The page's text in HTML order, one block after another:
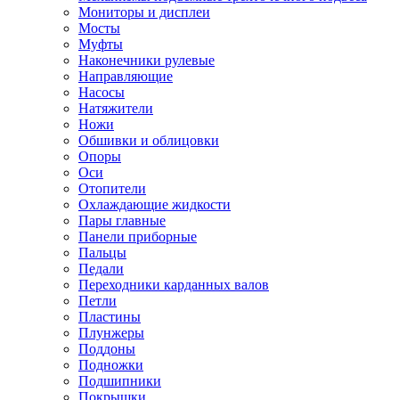
Мониторы и дисплеи
Мосты
Муфты
Наконечники рулевые
Направляющие
Насосы
Натяжители
Ножи
Обшивки и облицовки
Опоры
Оси
Отопители
Охлаждающие жидкости
Пары главные
Панели приборные
Пальцы
Педали
Переходники карданных валов
Петли
Пластины
Плунжеры
Поддоны
Подножки
Подшипники
Покрышки